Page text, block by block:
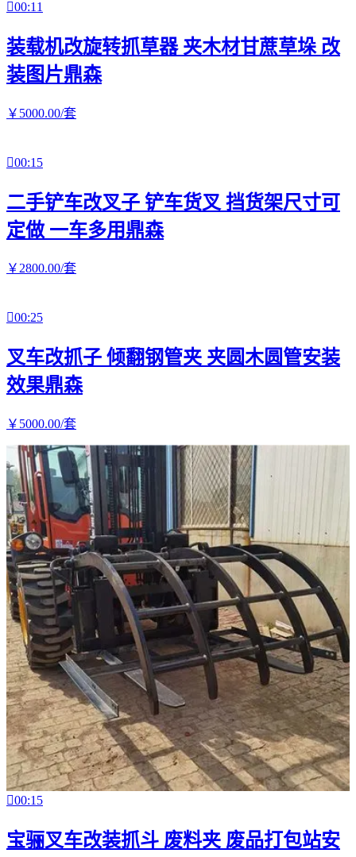
00:11
装载机改旋转抓草器 夹木材甘蔗草垛 改
装图片鼎森
￥ 5000.00/套
00:15
二手铲车改叉子 铲车货叉 挡货架尺寸可
定做 一车多用鼎森
￥2800.00/套
00:25
叉车改抓子 倾翻钢管夹 夹圆木圆管安装
效果鼎森
￥ 5000.00/套
00:15
宝骊叉车改装抓斗 废料夹 废品打包站安